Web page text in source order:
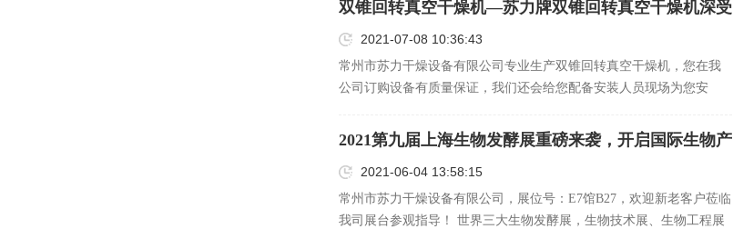
双锥回转真空干燥机—苏力牌双锥回转真空干燥机深受
客户好评！
2021-07-08 10:36:43
常州市苏力干燥设备有限公司专业生产双锥回转真空干燥机，您在我
公司订购设备有质量保证，我们还会给您配备安装人员现场为您安
迎您来我公司考察！
2021第九届上海生物发酵展重磅来袭，开启国际生物产
业新时代
2021-06-04 13:58:15
常州市苏力干燥设备有限公司，展位号：E7馆B27，欢迎新老客户莅临
我司展台参观指导！ 世界三大生物发酵展，生物技术展、生物工程展